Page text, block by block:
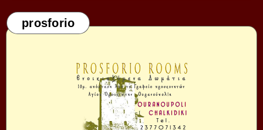
prosforio